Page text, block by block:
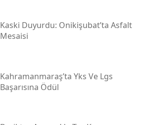
Kaski̇ Duyurdu: Onikişubat’ta Asfalt
Mesaisi
Kahramanmaraş’ta Yks Ve Lgs
Başarısına Ödül